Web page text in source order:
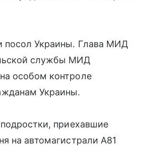
посол Украины. Глава МИД
службы МИД
особом контроле
Украины.
приехавшие
на автомагистрали A81